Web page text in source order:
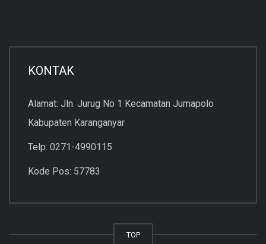
KONTAK
Alamat: Jln. Jurug No 1 Kecamatan Jumapolo
Kabupaten Karanganyar
Telp: 0271-4990115
Kode Pos: 57783
TOP